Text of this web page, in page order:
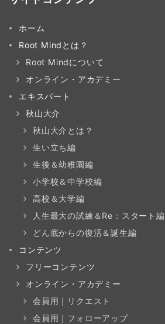
ホーム
Root Mindとは？
Root Mindについて
オンライン・アカデミー
エキスパート
秋山大介
秋山大介とは？
生い立ち編
生後＆幼稚園編
小学校＆中学校編
高校＆大学編
人生最大の試練＆Re：スタート編
どん底からの復活＆誕生編
コンテンツ
フリーコンテンツ
オンライン・アカデミー
会員用｜リクエスト
会員用｜フォローアップ